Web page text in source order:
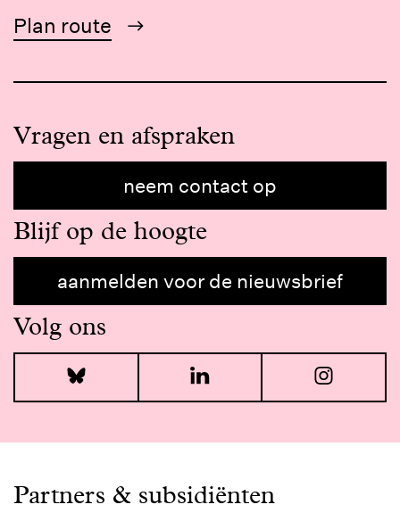
Plan route
Vragen en afspraken
neem contact op
Blijf op de hoogte
aanmelden voor de nieuwsbrief
Volg ons
Bluesky LinkedIn
Partners & subsidiënten